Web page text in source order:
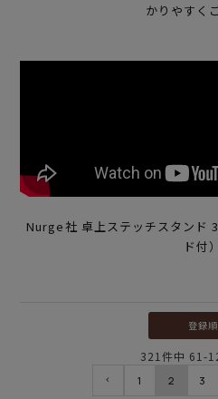
かりやすく
Nurge社 卓上ステッチスタンド
ド付）
登録順
321 件中 61 -
1 2 3